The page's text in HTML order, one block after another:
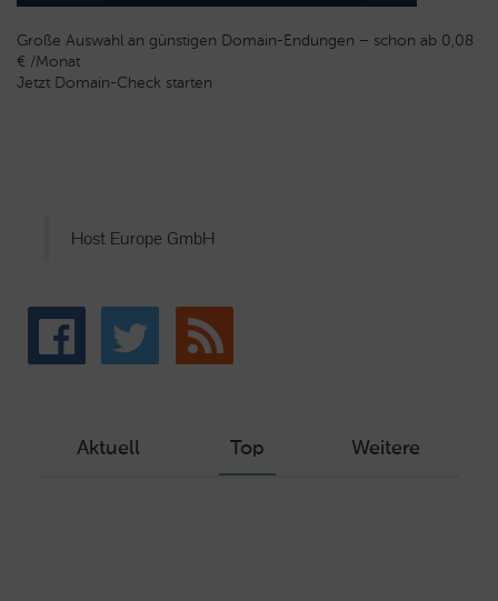
Große Auswahl an günstigen Domain-Endungen – schon ab 0,08
€ /Monat
Jetzt Domain-Check starten
Host Europe GmbH
Aktuell Top Weitere